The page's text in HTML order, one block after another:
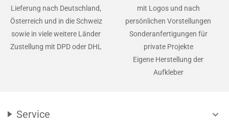
Lieferung nach Deutschland,
Österreich und in die Schweiz
sowie in viele weitere Länder
Zustellung mit DPD oder DHL
mit Logos und nach
persönlichen Vorstellungen
Sonderanfertigungen für
private Projekte
Eigene Herstellung der
Aufkleber
Service expand_more